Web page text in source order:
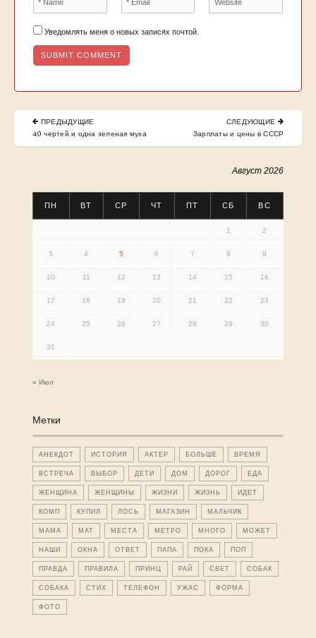
Уведомлять меня о новых записях почтой.
Навигация
записям
ПРЕДЫДУЩИЕ
PREVIOUS
40 чертей и одна зеленая муха
СЛЕДУЮЩИЕ
NEXT
POST:
Зарплаты и цены в СССР
Август 2026
ПН ВТ СР ЧТ ПТ СБ ВС
1 2
3 4 5 6 7 8 9
10 11 12 13 14 15 16
17 18 19 20 21 22 23
24 25 26 27 28 29 30
31
« Июл
Метки
АНЕКДОТ ИСТОРИЯ АКТЕР БОЛЬШЕ ВРЕМЯ
ВСТРЕЧА ВЫБОР ДЕТИ ДОМ ДОРОГ ЕДА
ЖЕНЩИНА ЖЕНЩИНЫ ЖИЗНИ ЖИЗНЬ ИДЕТ
КОМП КУПИЛ ЛОСЬ МАГАЗИН МАЛЬЧИК
МАМА МАТ МЕСТА МЕТРО МНОГО МОЖЕТ
НАШИ ОКНА ОТВЕТ ПАПА ПОКА ПОП
ПРАВДА ПРАВИЛА ПРИНЦ РАЙ СВЕТ СОБАК
СОБАКА СТИХ ТЕЛЕФОН УЖАС ФОРМА
ФОТО